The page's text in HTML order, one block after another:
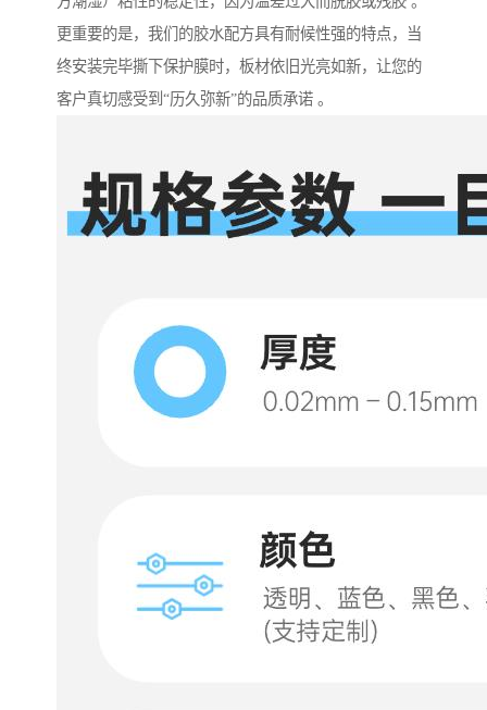
更重要的是，我们的胶水配方具有耐候性强的特点，当
终安装完毕撕下保护膜时，板材依旧光亮如新，让您的
客户真切感受到“历久弥新”的品质承诺 。